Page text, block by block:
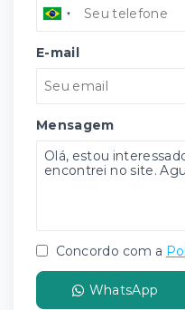
E-mail
Mensagem
Concordo com a
WhatsApp